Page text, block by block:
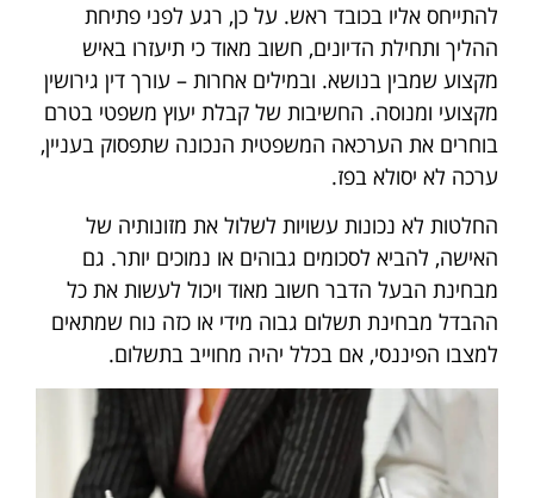
להתייחס אליו בכובד ראש. על כן, רגע לפני פתיחת
ההליך ותחילת הדיונים, חשוב מאוד כי תיעזרו באיש
מקצוע שמבין בנושא. ובמילים אחרות – עורך דין גירושין
מקצועי ומנוסה. החשיבות של קבלת יעוץ משפטי בטרם
בוחרים את הערכאה המשפטית הנכונה שתפסוק בעניין,
ערכה לא יסולא בפז.
החלטות לא נכונות עשויות לשלול את מזונותיה של
האישה, להביא לסכומים גבוהים או נמוכים יותר. גם
מבחינת הבעל הדבר חשוב מאוד ויכול לעשות את כל
ההבדל מבחינת תשלום גבוה מידי או כזה נוח שמתאים
למצבו הפיננסי, אם בכלל יהיה מחוייב בתשלום.